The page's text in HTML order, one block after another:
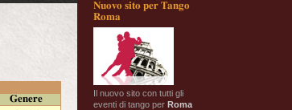
Nuovo sito per Tango
Roma
Il nuovo sito con tutti gli
eventi di tango per Roma
Genere